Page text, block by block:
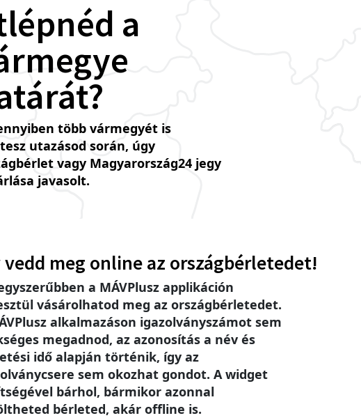
a
több vármegyét is
utazásod során, úgy
vagy Magyarország24 jegy
javasolt.
vedd meg online az országbérletedet!
a MÁVPlusz applikáción
vásárolhatod meg az országbérletedet.
alkalmazáson igazolványszámot sem
megadnod, az azonosítás a név és
idő alapján történik, így az
sem okozhat gondot. A widget
bárhol, bármikor azonnal
bérleted, akár offline is.